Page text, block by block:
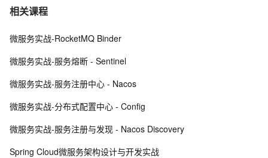
7 微服务【用SpringAMQP技术实现RabbitMq的六种消息
8 微服务框架（十九）Spring Boot 可视化监控
10Spring Cloud微服务面试题
相关课程
微服务实战-RocketMQ Binder
微服务实战-服务熔断 - Sentinel
微服务实战-服务注册中心 - Nacos
微服务实战-分布式配置中心 - Config
微服务实战-服务注册与发现 - Nacos Discovery
Spring Cloud微服务架构设计与开发实战